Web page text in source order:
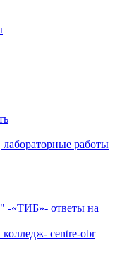
лабораторные работы
-«ТИБ»- ответы на
centre-obr